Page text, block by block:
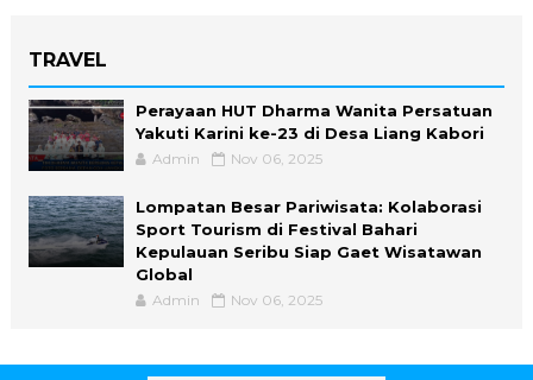
TRAVEL
Perayaan HUT Dharma Wanita Persatuan
Yakuti Karini ke-23 di Desa Liang Kabori
Admin Nov 06, 2025
Lompatan Besar Pariwisata: Kolaborasi
Sport Tourism di Festival Bahari
Kepulauan Seribu Siap Gaet Wisatawan
Global
Admin Nov 06, 2025